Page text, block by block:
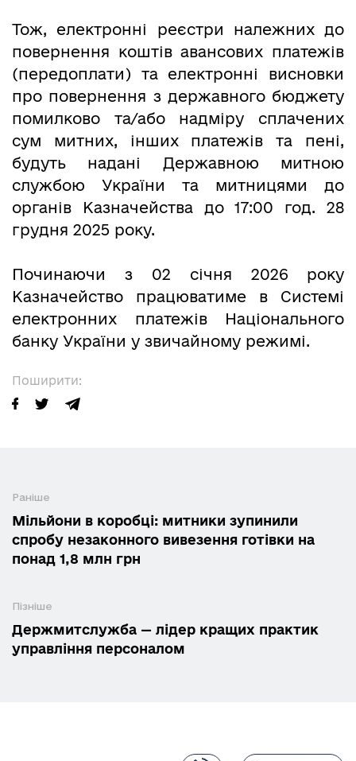
Поширити:
Тож, електронні реєстри належних до
повернення коштів авансових платежів
(передоплати) та електронні висновки
про повернення з державного бюджету
помилково та/або надміру сплачених
сум митних, інших платежів та пені,
будуть надані Державною митною
службою України та митницями до
органів Казначейства до 17:00 год. 28
грудня 2025 року.
Починаючи з 02 січня 2026 року
Казначейство працюватиме в Системі
електронних платежів Національного
банку України у звичайному режимі.
Раніше
Мільйони в коробці: митники зупинили
спробу незаконного вивезення готівки на
понад 1,8 млн грн
Пізніше
Держмитслужба — лідер кращих практик
управління персоналом